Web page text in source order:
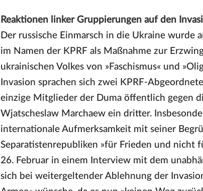
Reaktionen linker Gruppierungen auf den
Der russische Einmarsch in die Ukraine wurde
im Namen der KPRF als Maßnahme zur
ukrainischen Volkes von »Faschismus« und
Invasion sprachen sich zwei KPRF-
einzige Mitglieder der Duma öffentlich gegen
Wjatscheslaw Marchaew ein dritter.
internationale Aufmerksamkeit mit seiner
Separatistenrepubliken »für Frieden und nicht
26. Februar in einem Interview mit dem
sich bei weitergeltender Ablehnung der